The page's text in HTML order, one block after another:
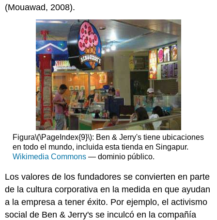
(Mouawad, 2008).
Figura\(\PageIndex{9}\): Ben & Jerry's tiene ubicaciones
en todo el mundo, incluida esta tienda en Singapur.
Wikimedia Commons— dominio público.
Los valores de los fundadores se convierten en parte
de la cultura corporativa en la medida en que ayudan
a la empresa a tener éxito. Por ejemplo, el activismo
social de Ben & Jerry's se inculcó en la compañía